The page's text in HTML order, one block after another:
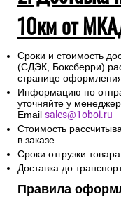
10км от
Сроки и стоимость
(СДЭК, Боксберри)
странице
Информацию по
уточняйте у
Email sales@1oboi.ru
Стоимость
в заказе.
Сроки отгрузки
Доставка до
Правила